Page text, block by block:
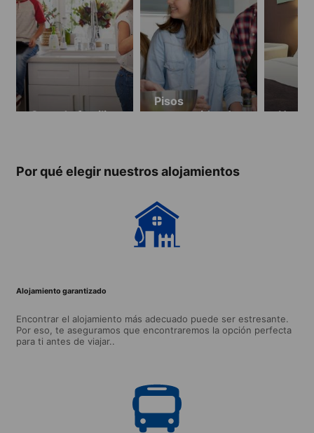
Casa de familia
Pisos
compartidos (a
Por qué elegir nuestros alojamientos
Alojamiento garantizado
Encontrar el alojamiento más adecuado puede ser estresante.
Por eso, te aseguramos que encontraremos la opción perfecta
para ti antes de viajar..